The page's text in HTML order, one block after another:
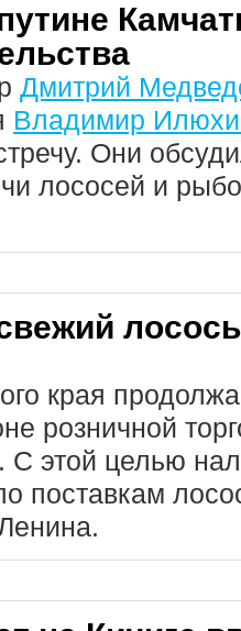
Дмитрий
Владимир
Они
лососей и
края
розничной
С этой целью
поставкам